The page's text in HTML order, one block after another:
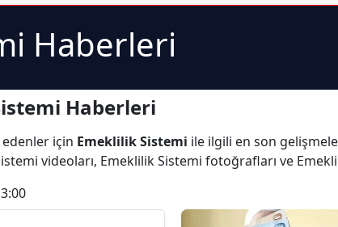
Amasya
Antalya
Artvin
Balıkesir
Haberleri
Haberleri
için Emeklilik Sistemi ile ilgili en son
videoları, Emeklilik Sistemi fotoğrafları ve